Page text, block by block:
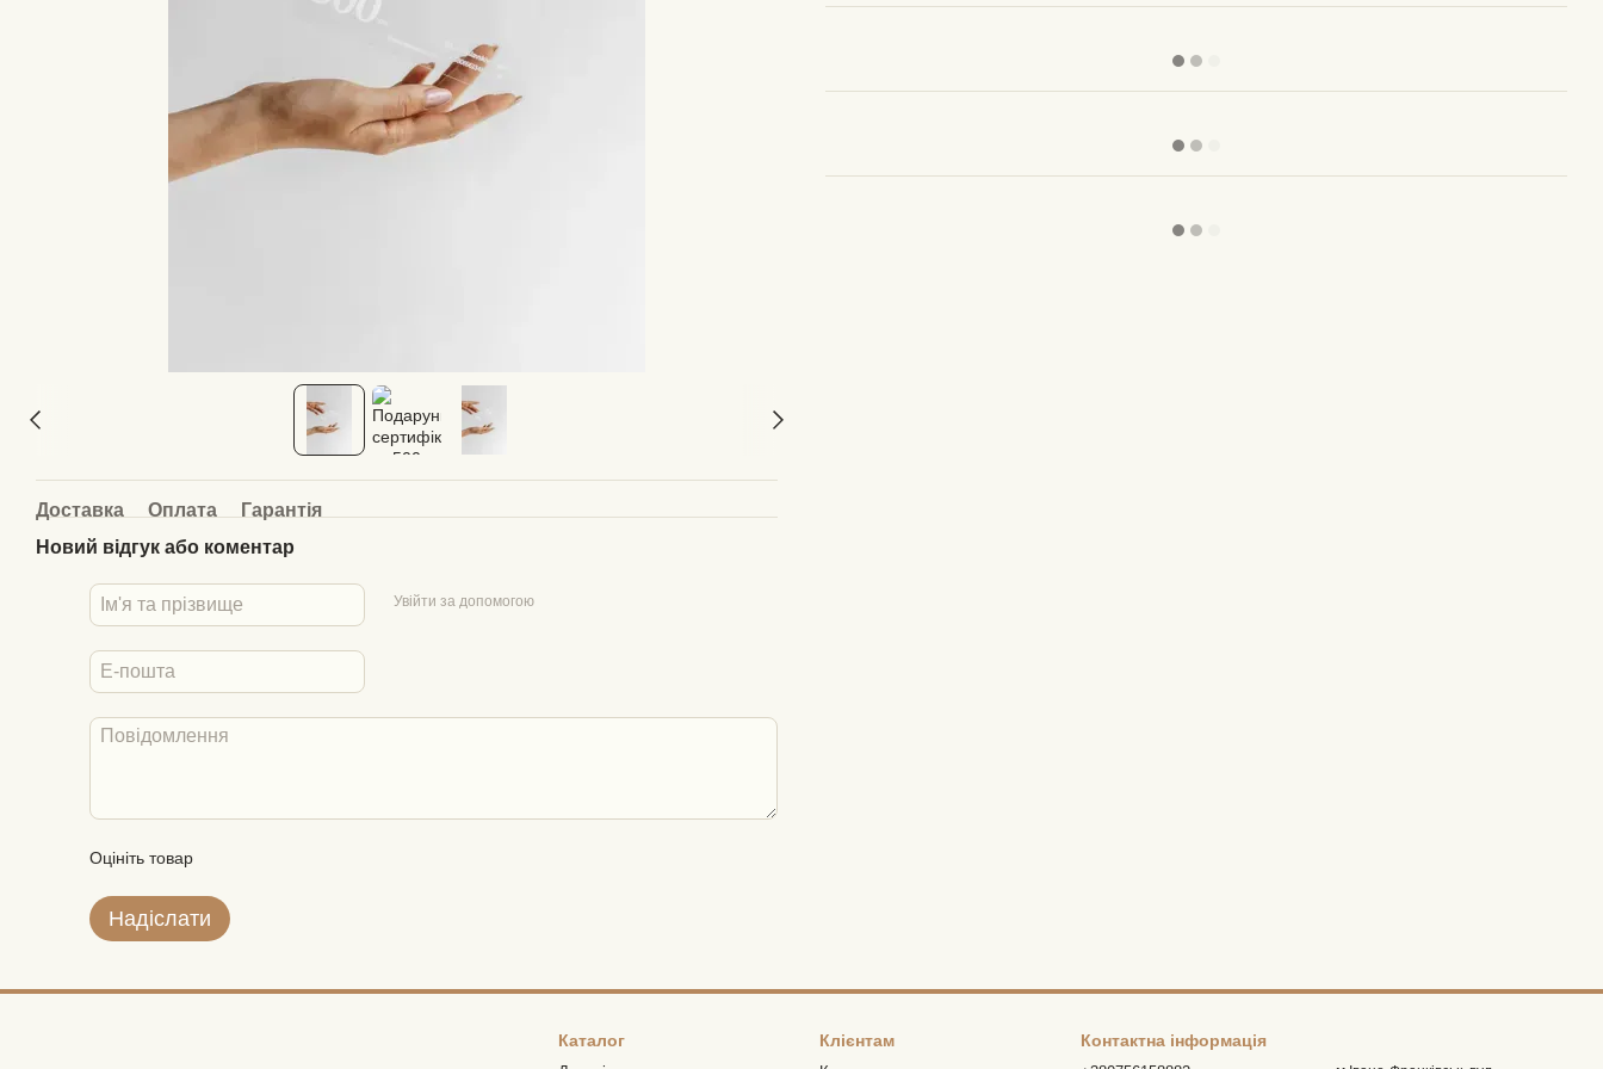
Доставка Оплата
Гарантія
Новий відгук або коментар
Увійти за допомогою
Оцініть товар
Надіслати
Каталог Клієнтам Контактна інформація